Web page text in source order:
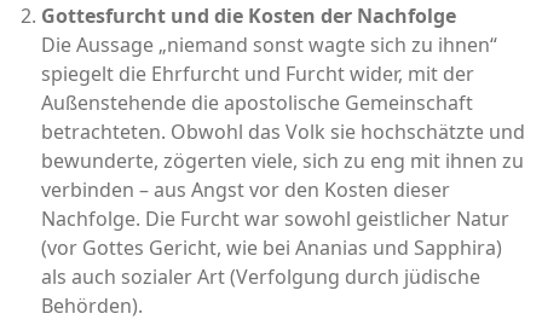
Gottesfurcht und die Kosten der Nachfolge
Die Aussage „niemand sonst wagte sich zu ihnen“
spiegelt die Ehrfurcht und Furcht wider, mit der
Außenstehende die apostolische Gemeinschaft
betrachteten. Obwohl das Volk sie hochschätzte und
bewunderte, zögerten viele, sich zu eng mit ihnen zu
verbinden – aus Angst vor den Kosten dieser
Nachfolge. Die Furcht war sowohl geistlicher Natur
(vor Gottes Gericht, wie bei Ananias und Sapphira)
als auch sozialer Art (Verfolgung durch jüdische
Behörden).